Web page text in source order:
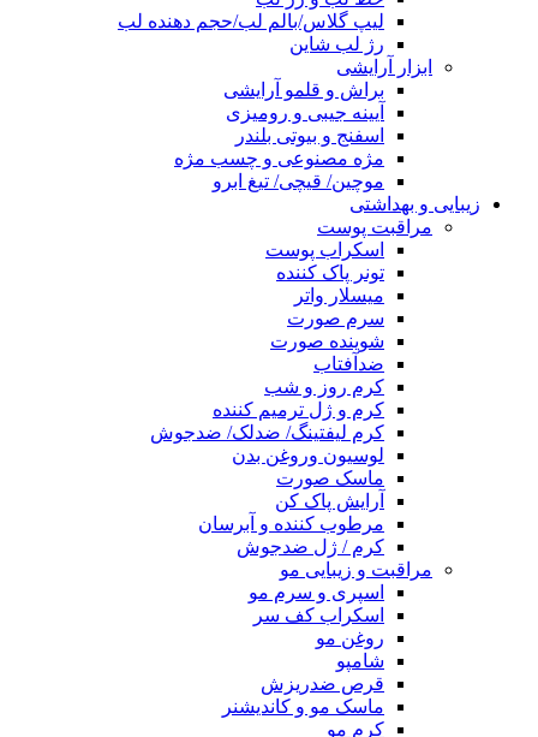
لیپ گلاس/بالم لب/حجم دهنده لب
رژ لب شاین
ابزار آرایشی
براش و قلمو آرایشی
آیینه جیبی و رومیزی
اسفنج و بیوتی بلندر
مژه مصنوعی و چسب مژه
موچین/ قیچی/ تیغ ابرو
زیبایی و بهداشتی
مراقبت پوست
اسکراب پوست
تونر پاک کننده
میسلار واتر
سرم صورت
شوینده صورت
ضدآفتاب
کرم روز و شب
کرم و ژل ترمیم کننده
کرم لیفتینگ/ ضدلک/ ضدجوش
لوسیون وروغن بدن
ماسک صورت
آرایش پاک کن
مرطوب کننده و آبرسان
کرم / ژل ضدجوش
مراقبت و زیبایی مو
اسپری و سرم مو
اسکراب کف سر
روغن مو
شامپو
قرص ضدریزش
ماسک مو و کاندیشنر
کرم مو